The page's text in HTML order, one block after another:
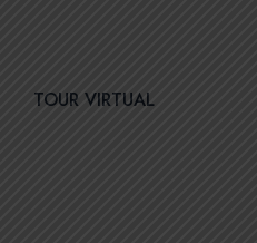
TOUR VIRTUAL